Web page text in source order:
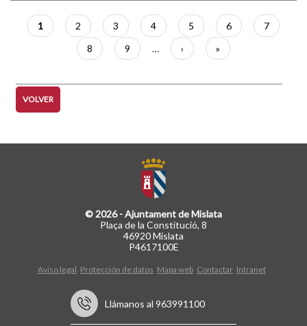
Paginación
Página
actual
1 Página
2 Página
3 Página
4 Página
5 Página
6 Página
7
Página
8 Página
9 …
Siguiente
página
›
Última
página
»
VOLVER
© 2026 - Ajuntament de Mislata
Plaça de la Constitució, 8
46920 Mislata
P4617100E
Aviso legal Protección de datos Mapa web Contactar Intranet
Llámanos al 963991100